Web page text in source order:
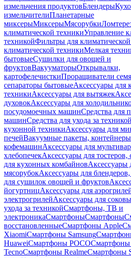
измельчения продуктовБлендеры
измельчителиПланетарные
миксерыМиксерыМясорубки
климатической техникиУправление
техникойФильтры для
климатической техникиМелкая
бытовыеСушилки для овощей и
фруктовВакууматорыОткрывалки,
картофелечисткиПроращиватели
сепараторы бытовыеАксессуары для
техникиАксессуары для вытяжек
духовокАксессуары для
посудомоечных машинСредства для
машинСредства для ухода за техникой
кухонной техникиАксессуары для
печейВакуумные пакеты, контейнеры
кофемашинАксессуары для
хлебопечекАксессуары для
для кухонных комбайновАксессуары
мясорубокАксессуары для
для сушилок овощей и фруктов
йогуртницАксессуары для
электрогрилейАксессуары для
ухода за техникойСмартфоны, ТВ и
электроникаСмартфоныСмартфоны
восстановленныеСмартфоны Apple
XiaomiСмартфоны Samsung
HuaweiСмартфоны POCO
TecnoСмартфоны RealmeСмартфоны